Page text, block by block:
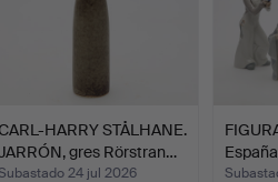
HARRY STÅLHANE.
gres Rörstran…
24 jul 2026